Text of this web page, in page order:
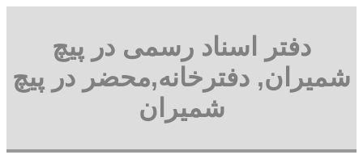
دفتر اسناد رسمی در پیچ
شمیران, دفترخانه,محضر در پیچ
شمیران